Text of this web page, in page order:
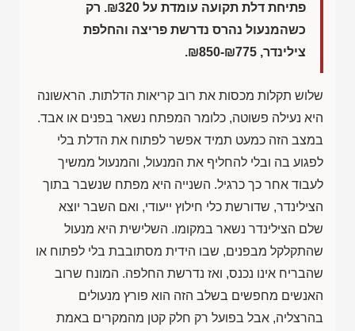
פתיחת דלת תקועה עומדת על ₪320. רק
כשהמנעול נהרס נדרשת פריצה והחלפת
צילינדר, ₪850-₪775
.
שלוש תקלות מכסות את רוב קריאות הדלתות. הראשונה
היא נעילה פשוטה, כלומר המפתח נשאר בפנים או אבד.
במצב הזה כמעט תמיד אפשר לפתוח את הדלת בלי
לפגוע בה ובלי להחליף את המנעול, והמנעול ממשיך
לעבוד אחר כך כרגיל. השנייה היא מפתח שנשבר בתוך
הצילינדר, שדורשת כלי חילוץ ייעודי, ואם השבר יוצא
שלם הצילינדר נשאר במקומו. השלישית היא מנעול
שהתקלקל מבפנים, שבו הידית מסתובבת בלי לפתוח או
שהבריח אינו נכנס, ואז נדרשת החלפה. המונח שרוב
האנשים מחפשים בשלב הזה הוא פורץ מנעולים
בהרצליה, אבל בפועל רק חלק קטן מהמקרים באמת